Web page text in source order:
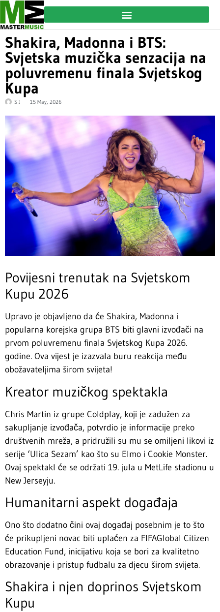
Shakira, Madonna i BTS:
Svjetska muzička senzacija na
poluvremenu finala Svjetskog
Kupa
S J 15 May, 2026
Povijesni trenutak na Svjetskom
Kupu 2026
Upravo je objavljeno da će Shakira, Madonna i
popularna korejska grupa BTS biti glavni izvođači na
prvom poluvremenu finala Svjetskog Kupa 2026.
godine. Ova vijest je izazvala buru reakcija među
obožavateljima širom svijeta!
Kreator muzičkog spektakla
Chris Martin iz grupe Coldplay, koji je zadužen za
sakupljanje izvođača, potvrdio je informacije preko
društvenih mreža, a pridružili su mu se omiljeni likovi iz
serije ‘Ulica Sezam’ kao što su Elmo i Cookie Monster.
Ovaj spektakl će se održati 19. jula u MetLife stadionu u
New Jerseyju.
Humanitarni aspekt događaja
Ono što dodatno čini ovaj događaj posebnim je to što
će prikupljeni novac biti uplaćen za FIFAGlobal Citizen
Education Fund, inicijativu koja se bori za kvalitetno
obrazovanje i pristup fudbalu za djecu širom svijeta.
Shakira i njen doprinos Svjetskom
Kupu